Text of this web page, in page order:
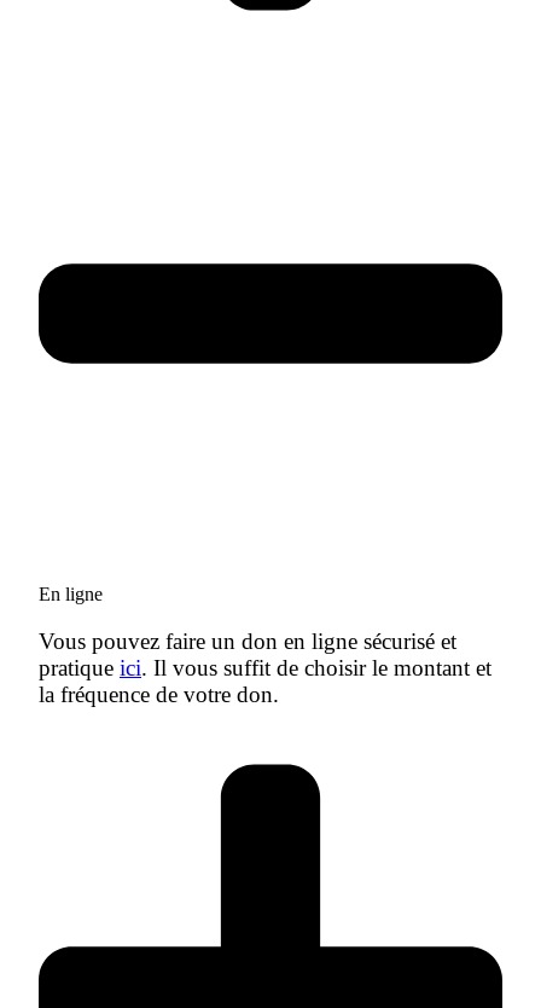
En ligne
Vous pouvez faire un don en ligne sécurisé et
pratique ici. Il vous suffit de choisir le montant et
la fréquence de votre don.